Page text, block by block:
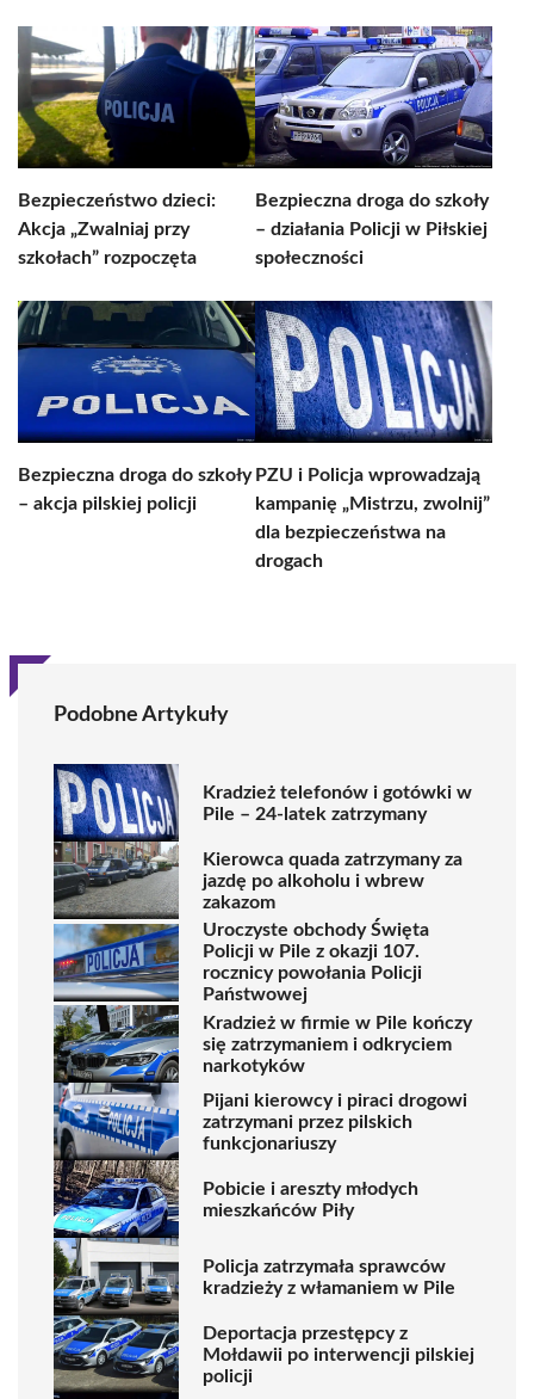
Bezpieczeństwo dzieci:
Akcja „Zwalniaj przy
szkołach” rozpoczęta
Bezpieczna droga do szkoły
– działania Policji w Piłskiej
społeczności
Bezpieczna droga do szkoły
– akcja pilskiej policji
PZU i Policja wprowadzają
kampanię „Mistrzu, zwolnij”
dla bezpieczeństwa na
drogach
Podobne Artykuły
Kradzież telefonów i gotówki w
Pile – 24-latek zatrzymany
Kierowca quada zatrzymany za
jazdę po alkoholu i wbrew
zakazom
Uroczyste obchody Święta
Policji w Pile z okazji 107.
rocznicy powołania Policji
Państwowej
Kradzież w firmie w Pile kończy
się zatrzymaniem i odkryciem
narkotyków
Pijani kierowcy i piraci drogowi
zatrzymani przez pilskich
funkcjonariuszy
Pobicie i areszty młodych
mieszkańców Piły
Policja zatrzymała sprawców
kradzieży z włamaniem w Pile
Deportacja przestępcy z
Mołdawii po interwencji pilskiej
policji